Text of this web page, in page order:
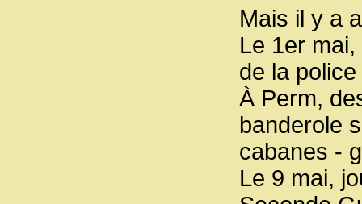
Mais il y a
Le 1er
de la
À Perm,
banderole
cabanes -
Le 9 mai,